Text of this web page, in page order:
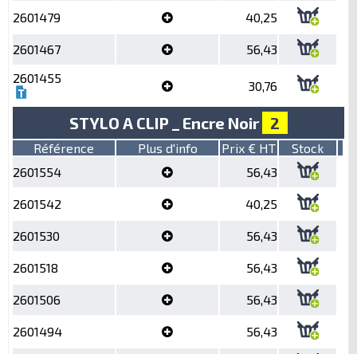
2601479 40,25
2601467
56,43
2601455
30,76
STYLO A CLIP _ Encre Noir 2
Référence Plus d'info Prix € HT
Stock
2601554
56,43
2601542 40,25
2601530 56,43
2601518 56,43
2601506 56,43
2601494 56,43